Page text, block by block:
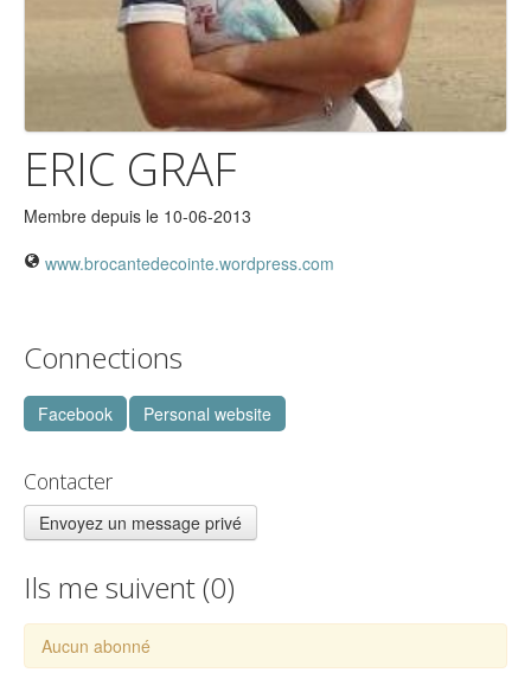
ERIC GRAF
Membre depuis le 10-06-2013
www.brocantedecointe.wordpress.com
Connections
Facebook Personal website
Contacter
Envoyez un message privé
Ils me suivent (0)
Aucun abonné